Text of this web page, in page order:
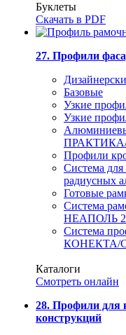
Буклеты
Скачать в PDF
27. Профили
Базовые
Узкие
Узкие
ПРАКТИКА/
Профили
Система для
радиусных
Готовые
Система
НЕАПОЛЬ
Система
КОНЕКТА/
Каталоги
Смотреть онлайн
28. Профили для
конструкций